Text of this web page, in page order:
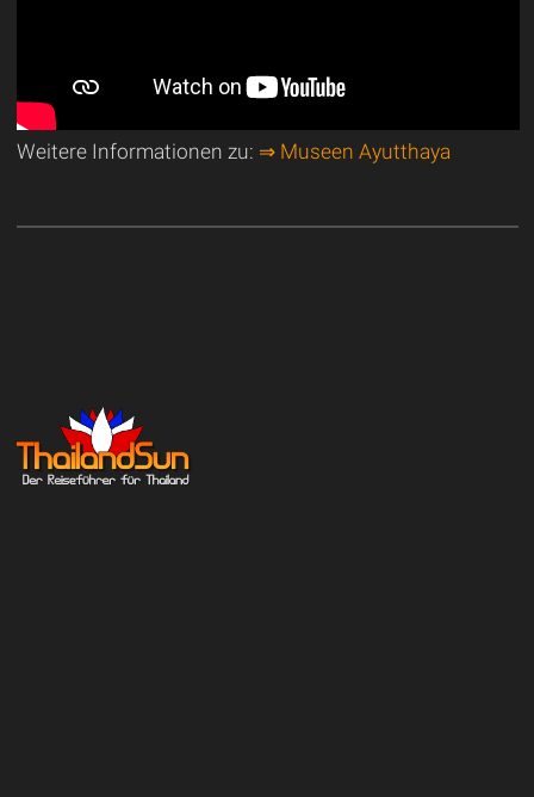
Weitere Informationen zu: ⇒ Museen Ayutthaya